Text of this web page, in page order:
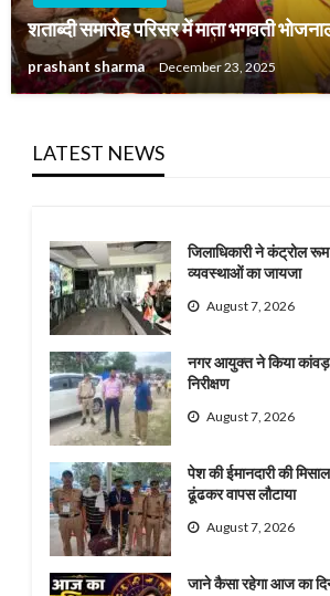
शताब्दी समारोह परिसर में माता भगवती
prashant sharma December 23, 2025
LATEST NEWS
जिलाधिकारी ने कंट्रोल
व्यवस्थाओं का जायजा
August 7, 2026
नगर आयुक्त ने किया कांवड़
निरीक्षण
August 7, 2026
पेश की ईमानदारी की
ढूंढकर वापस लौटाया
August 7, 2026
जाने कैसा रहेगा आज का